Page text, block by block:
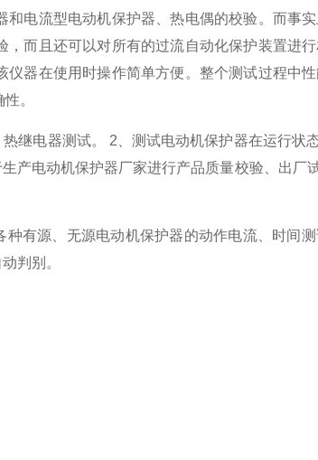
电流型电动机保护器、热电偶的校验。而事
而且还可以对所有的过流自动化保护装置进
器在使用时操作简单方便。整个测试过程中
。
继电器测试。 2、测试电动机保护器在运行状
产电动机保护器厂家进行产品质量校验、出厂
有源、无源电动机保护器的动作电流、时间
判别。